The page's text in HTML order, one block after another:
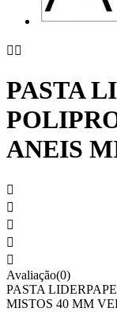
 
PASTA
ANEIS





Avaliação(0)
PASTA
MISTOS 40 MM